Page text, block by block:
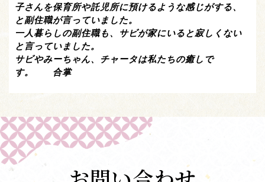
子さんを保育所や託児所に預けるような感じがする、
と副住職が言っていました。
一人暮らしの副住職も、サビが家にいると寂しくない
と言っていました。
サビやみーちゃん、チャータは私たちの癒しで
す。 合掌